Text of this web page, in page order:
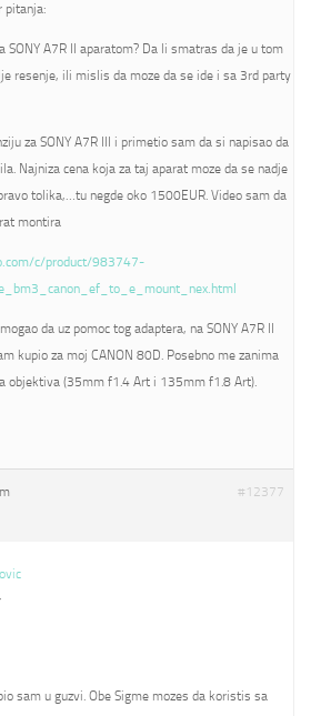
pitanja:
SONY A7R II aparatom? Da li smatras da je u tom
resenje, ili mislis da moze da se ide i sa 3rd party
za SONY A7R III i primetio sam da si napisao da
Najniza cena koja za taj aparat moze da se nadje
tolika,…tu negde oko 1500EUR. Video sam da
montira
c/product/983747-
da uz pomoc tog adaptera, na SONY A7R II
kupio za moj CANON 80D. Posebno me zanima
objektiva (35mm f1.4 Art i 135mm f1.8 Art).
#12377
sam u guzvi. Obe Sigme mozes da koristis sa